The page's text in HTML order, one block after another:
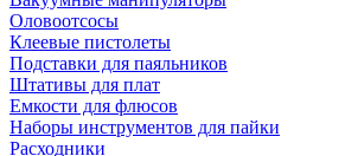
Оловоотсосы
Клеевые пистолеты
Подставки для паяльников
Штативы для плат
Емкости для флюсов
Наборы инструментов для пайки
Расходники